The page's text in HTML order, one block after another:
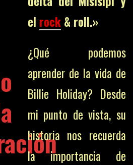
el rock& roll.»
¿Qué podemos
aprender de la vida de
Billie Holiday? Desde
mi punto de vista, su
historia nos recuerda
la importancia de